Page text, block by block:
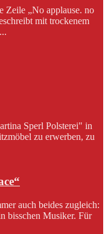
Zeile „No applause. no
mit trockenem
Sperl Polsterei" in
zu erwerben, zu
auch beides zugleich:
bisschen Musiker. Für